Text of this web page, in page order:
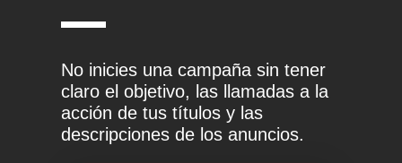
No inicies una campaña sin tener
claro el objetivo, las llamadas a la
acción de tus títulos y las
descripciones de los anuncios.